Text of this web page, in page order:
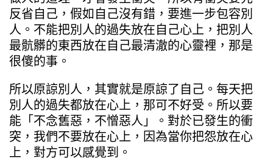
反省自己，假如自己沒有錯，要進一步包容別
人。不能把別人的過失放在自己心上，把別人
最骯髒的東西放在自己最清澈的心靈裡，那是
很傻的事。
所以原諒別人，其實就是原諒了自己。每天把
別人的過失都放在心上，那可不好受。所以要
能「不念舊惡，不憎惡人」。對於已發生的衝
突，我們不要放在心上，因為當你把怨放在心
上，對方可以感覺到。